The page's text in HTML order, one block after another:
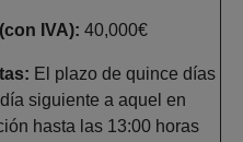
IVA): 40,000€
El plazo de quince días
siguiente a aquel en
hasta las 13:00 horas